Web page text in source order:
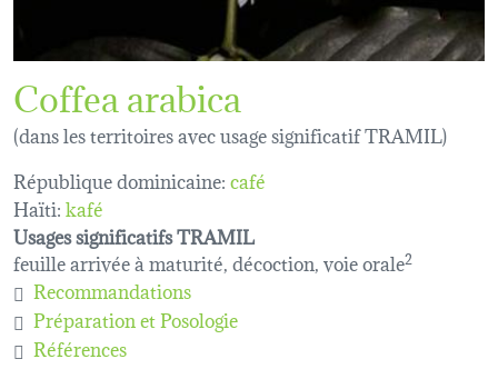
Coffea arabica
(dans les territoires avec usage significatif TRAMIL)
République dominicaine:café
Haïti:kafé
Usages significatifs TRAMIL
feuille arrivée à maturité, décoction, voie orale2
Recommandations
Préparation et Posologie
Références